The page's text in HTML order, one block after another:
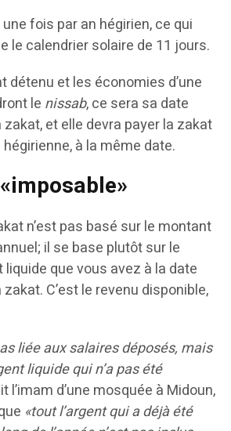
fois par an hégirien, ce qui
le calendrier solaire de 11 jours.
détenu et les économies d’une
le nissab, ce sera sa date
zakat, et elle devra payer la zakat
à la même date.
n’est pas basé sur le montant
il se base plutôt sur le
liquide que vous avez à la date
zakat. C’est le revenu disponible,
liée aux salaires déposés, mais
liquide qui n’a pas été
l’imam d’une mosquée à Midoun,
«tout l’argent qui a déjà été